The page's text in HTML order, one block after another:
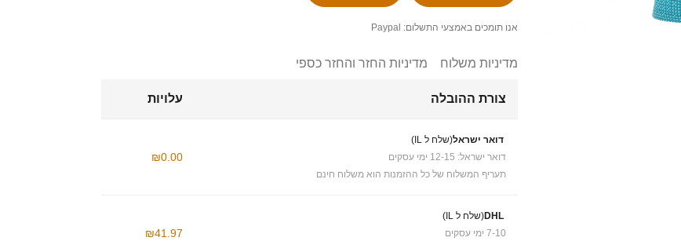
אנו תומכים באמצעי התשלום: Paypal
מדיניות משלוח מדיניות החזר והחזר כספי
צורת ההובלה עלויות
דואר ישראל(שלח ל IL)
דואר ישראל: 12-15 ימי עסקים
תעריף המשלוח של כל ההזמנות הוא משלוח חינם
₪0.00
DHL(שלח ל IL)
7-10 ימי עסקים
₪41.97